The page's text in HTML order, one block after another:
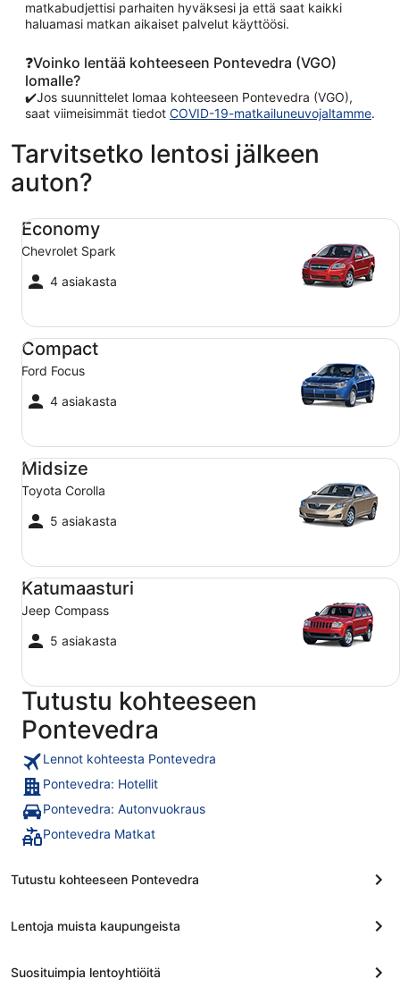
matkabudjettisi parhaiten hyväksesi ja että saat kaikki
haluamasi matkan aikaiset palvelut käyttöösi.
❓Voinko lentää kohteeseen Pontevedra (VGO)
lomalle?
✔️Jos suunnittelet lomaa kohteeseen Pontevedra (VGO),
saat viimeisimmät tiedot COVID-19-matkailuneuvojaltamme.
Tarvitsetko lentosi jälkeen
auton?
Economy
Chevrolet Spark
4 asiakasta
Economy Chevrolet Spark
Compact
Ford Focus
4 asiakasta
Compact Ford Focus
Midsize
Toyota Corolla
5 asiakasta
Midsize Toyota Corolla
Katumaasturi
Jeep Compass
5 asiakasta
Katumaasturi Jeep Compass
Tutustu kohteeseen
Pontevedra
Lennot kohteesta Pontevedra
Pontevedra: Hotellit
Pontevedra: Autonvuokraus
Pontevedra Matkat
Tutustu kohteeseen Pontevedra
Lentoja muista kaupungeista
Suosituimpia lentoyhtiöitä